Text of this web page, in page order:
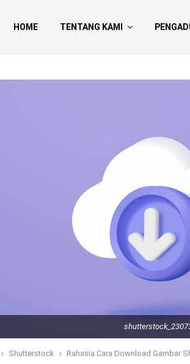
HOME TENTANG KAMI
Shutterstock Rahasia Cara Download Gambar